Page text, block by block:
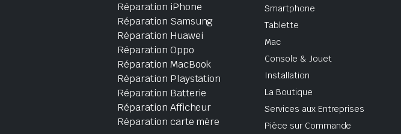
Réparation iPhone
Réparation Samsung
Réparation Huawei
Réparation Oppo
Réparation MacBook
Réparation Playstation
Réparation Batterie
Réparation Afficheur
Réparation carte mère
Smartphone
Tablette
Mac
Console & Jouet
Installation
La Boutique
Services aux Entreprises
Pièce sur Commande